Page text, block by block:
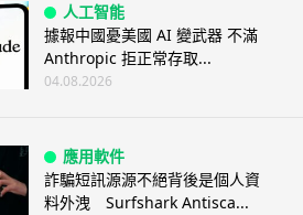
人工智能
據報中國憂美國 AI 變武器 不滿
Anthropic 拒正常存取...
04.08.2026
應用軟件
詐騙短訊源源不絕背後是個人資
料外洩 Surfshark Antisca...